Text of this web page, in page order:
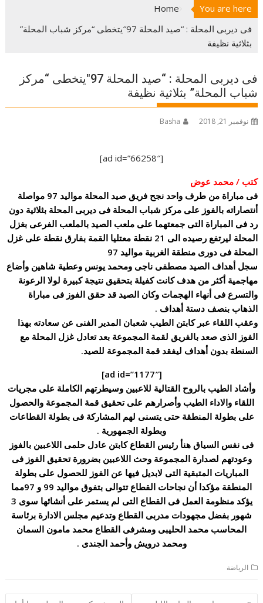
You are here
Home
فى ديربى المحلة : “صيد المحلة 97″يتخطى “مركز شباب المحلة”
بثلاثية نظيفة
فى ديربى المحلة : “صيد المحلة 97″يتخطى “مركز
شباب المحلة” بثلاثية نظيفة
نوفمبر 21, 2018 Basha
[ad id=”66258″]
كتب / محمد عوض
فى مباراة من طرف واحد نجح فريق صيد المحلة مواليد 97 مواصلة
أنتصاراته بالفوز على مركز شباب المحلة فى ديربى المحلة بثلاثية دون
رد فى المباراة التى جمعتهما على ملعب الصيد بالملعب الفرعى بغزل
المحلة ليرتفع رصيده الى 21 نقطة معتليا القمة بفارق نقطة على غزل
المحلة فى دورى منطقة الغربية مواليد 97
سجل أهداف الصيد مصطفى ناجى ومحمد يونس وعطية شاهين وأضاع
مهاجمية أكثر من هدف كانت كفيلة بتحقيق نتيجةكبيرة لولا الرعونة
والتسرع فى أنهاء الهجمات وكان الصيد قد حقق الفوز فى مباراة
الذهاب بنصف دستة أهداف .
وعقب اللقاء عبر كابتن الطيب شعبان المدير الفنى عن سعادته بهذا
الفوز الذى صعد بالفريق لقمة المجموعة بعد تعادل غزل المحلة مع
السنطة بدون أهداف ليفقد قمة المجموعة للصيد.
[ad id=”1177″]
وأشاد الطيب بالروح القتالية للاعبين وسيطرتهم الكاملة على مجريات
اللقاء والاداء الطيب وأصرارهم على تحقيق قمة المجموعة والحصول
على بطولة المنطقة حتى يتسنى لهم المشاركة فى بطولة القطاعات
وبطولة الجمهورية .
فى نفس السياق هنأ رئيس القطاع كابتن عادل حلمى اللاعبين بالفوز
وعودتهم لصدارة المجموعة وحث اللاعبين بضرورة تحقيق الفوز فى
المباريات المتبقية التى لابديل فيها عن الفوز للحصول على بطولة
المنطقة مؤكدا أن نجاحات القطاع تتوالى بتفوق مواليد 99 و 97مما
يؤكد منظومة العمل فى القطاع التى لم يستمر على أنشائها سوى 3
شهور بفضل مجهودات مدربى القطاع وتدعيم مجلس الادارة برئاسة
المحاسب محمد الحليبى ومشرفى القطاع محمد مامون السمان
ومحمد درويش وأحمد الجندى .
الرياضة